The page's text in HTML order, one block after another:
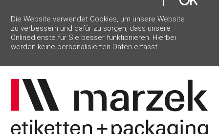
Die Website verwendet Cookies, um unsere Website
zu verbessern und dafür zu sorgen, dass unsere
Onlinedienste für Sie besser funktionieren. Hierbei
werden keine personalisierten Daten erfasst.